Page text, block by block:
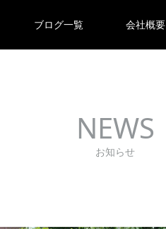
ブログ一覧 会社概要
NEWS
お知らせ